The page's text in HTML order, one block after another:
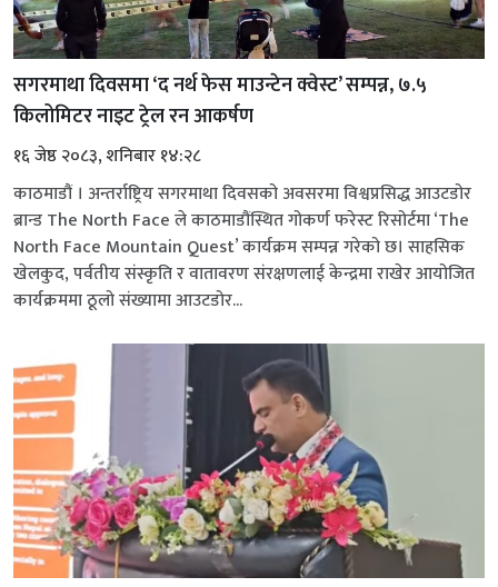
सगरमाथा दिवसमा ‘द नर्थ फेस माउन्टेन क्वेस्ट’ सम्पन्न, ७.५
किलोमिटर नाइट ट्रेल रन आकर्षण
१६ जेष्ठ २०८३, शनिबार १४:२८
काठमाडौं । अन्तर्राष्ट्रिय सगरमाथा दिवसको अवसरमा विश्वप्रसिद्ध आउटडोर
ब्रान्ड The North Face ले काठमाडौंस्थित गोकर्ण फरेस्ट रिसोर्टमा ‘The
North Face Mountain Quest’ कार्यक्रम सम्पन्न गरेको छ। साहसिक
खेलकुद, पर्वतीय संस्कृति र वातावरण संरक्षणलाई केन्द्रमा राखेर आयोजित
कार्यक्रममा ठूलो संख्यामा आउटडोर...